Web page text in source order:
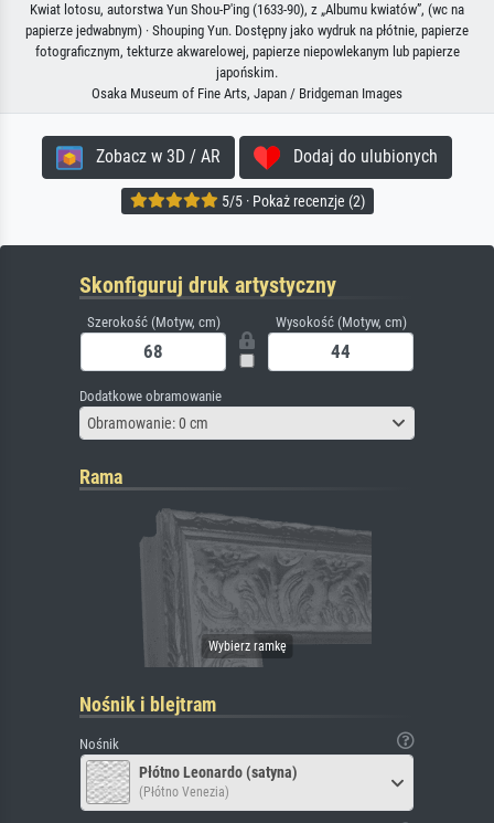
Kwiat lotosu, autorstwa Yun Shou-P'ing (1633-90), z „Albumu kwiatów”, (wc na
papierze jedwabnym) · Shouping Yun. Dostępny jako wydruk na płótnie, papierze
fotograficznym, tekturze akwarelowej, papierze niepowlekanym lub papierze
japońskim.
Osaka Museum of Fine Arts, Japan / Bridgeman Images
Zobacz w 3D / AR Dodaj do ulubionych
5/5 · Pokaż recenzje (2)
Skonfiguruj druk artystyczny
Szerokość (Motyw, cm) Wysokość (Motyw, cm)
Dodatkowe obramowanie
Obramowanie: 0 cm
Rama
Nośnik i blejtram
Nośnik
Płótno Leonardo (satyna)
(Płótno Venezia)